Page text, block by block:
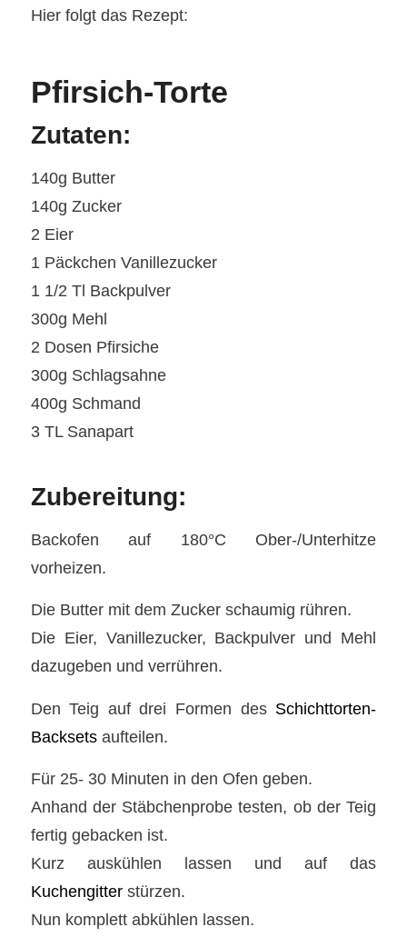
Hier folgt das Rezept:
Pfirsich-Torte
Zutaten:
140g Butter
140g Zucker
2 Eier
1 Päckchen Vanillezucker
1 1/2 Tl Backpulver
300g Mehl
2 Dosen Pfirsiche
300g Schlagsahne
400g Schmand
3 TL Sanapart
Zubereitung:
Backofen auf 180°C Ober-/Unterhitze
vorheizen.
Die Butter mit dem Zucker schaumig rühren.
Die Eier, Vanillezucker, Backpulver und Mehl
dazugeben und verrühren.
Den Teig auf drei Formen des Schichttorten-
Backsetsaufteilen.
Für 25- 30 Minuten in den Ofen geben.
Anhand der Stäbchenprobe testen, ob der Teig
fertig gebacken ist.
Kurz auskühlen lassen und auf das
Kuchengitter stürzen.
Nun komplett abkühlen lassen.